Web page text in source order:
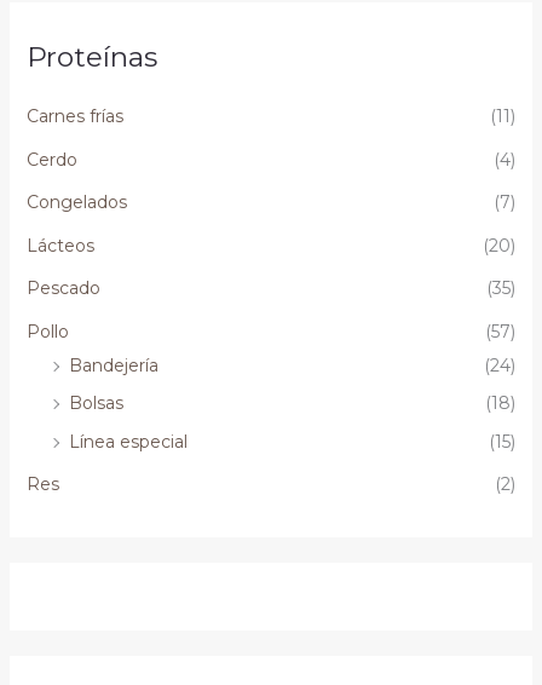
Proteínas
Carnes frías
(11)
Cerdo
(4)
Congelados
(7)
Lácteos
(20)
Pescado
(35)
Pollo
(57)
Bandejería
(24)
Bolsas
(18)
Línea especial
(15)
Res
(2)